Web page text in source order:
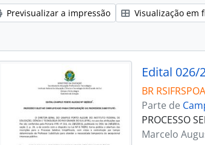
Previsualizar a impressão Visualização em
Edital 026/
BR
Parte de
PROCESSO
Marcelo